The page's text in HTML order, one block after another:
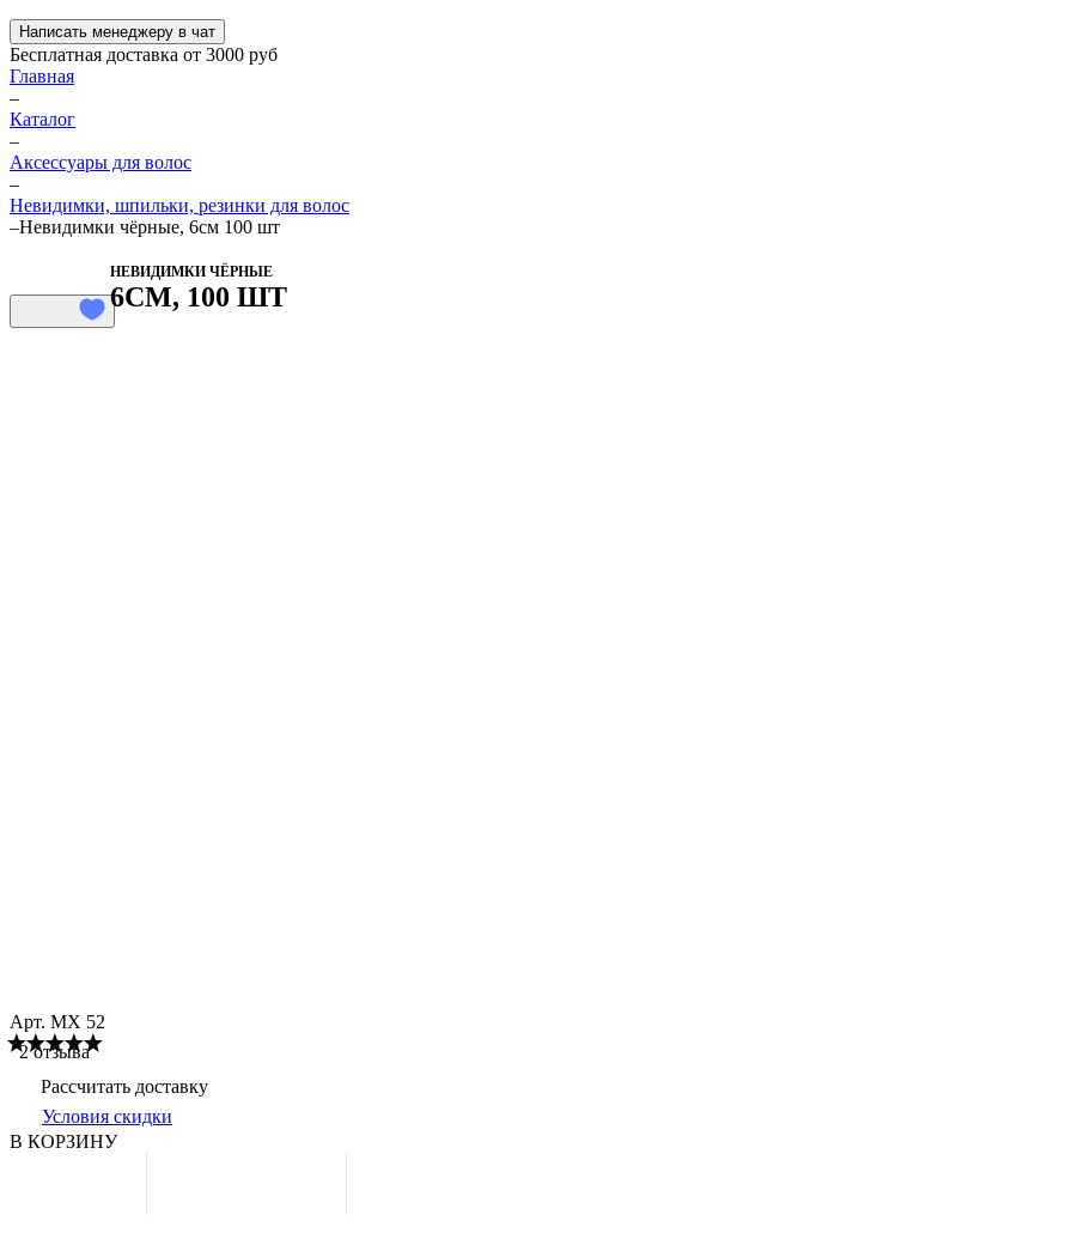
Написать менеджеру в чат
Бесплатная доставка от 3000 руб
Главная
–
Каталог
–
Аксессуары для волос
–
Невидимки, шпильки, резинки для волос
–Невидимки чёрные, 6см 100 шт
НЕВИДИМКИ ЧЁРНЫЕ
6СМ, 100 ШТ
Арт. МХ 52
2 отзыва
Рассчитать доставку
Условия скидки
В КОРЗИНУ